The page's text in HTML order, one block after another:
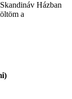
Házban
a